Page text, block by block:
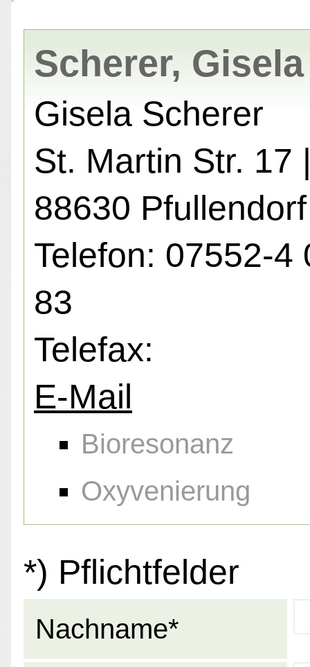
Scherer, Gisela
Gisela Scherer
St. Martin Str. 17
88630 Pfullendorf
Telefon: 07552-4
83
Telefax:
E-Mail
Bioresonanz
Oxyvenierung
*) Pflichtfelder
Nachname*